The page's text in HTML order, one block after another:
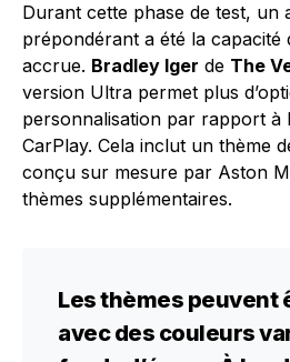
Durant cette phase de test, un
prépondérant a été la capacité
accrue. Bradley Iger de The
version Ultra permet plus
personnalisation par rapport à
CarPlay. Cela inclut un thème
conçu sur mesure par Aston
thèmes supplémentaires.
Les thèmes peuvent
avec des couleurs